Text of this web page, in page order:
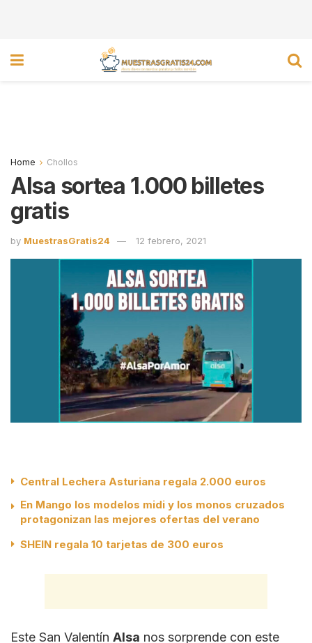
Home Chollos
Alsa sortea 1.000 billetes
gratis
by MuestrasGratis24 12 febrero, 2021
Central Lechera Asturiana regala 2.000 euros
En Mango los modelos midi y los monos cruzados
protagonizan las mejores ofertas del verano
SHEIN regala 10 tarjetas de 300 euros
Este San Valentín Alsa nos sorprende con este